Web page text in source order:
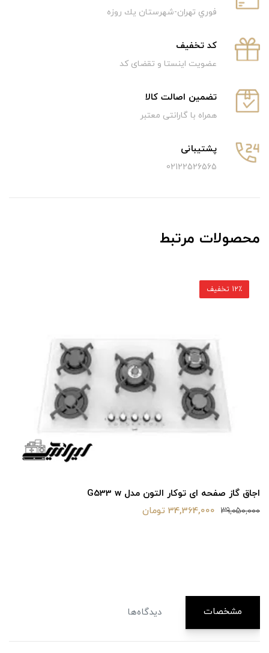
فوري تهران-شهرستان يك روزه
كد تخفيف
عضویت اینستا و تقضای کد
تضمین اصالت کالا
همراه با گارانتی معتبر
پشتیبانی
02122526565
محصولات مرتبط
اجاق گاز صفحه ای توکار التون مدل G533 w
39,050,000 34,364,000 تومان
12٪ تخفیف
مشخصات دیدگاه‌ها